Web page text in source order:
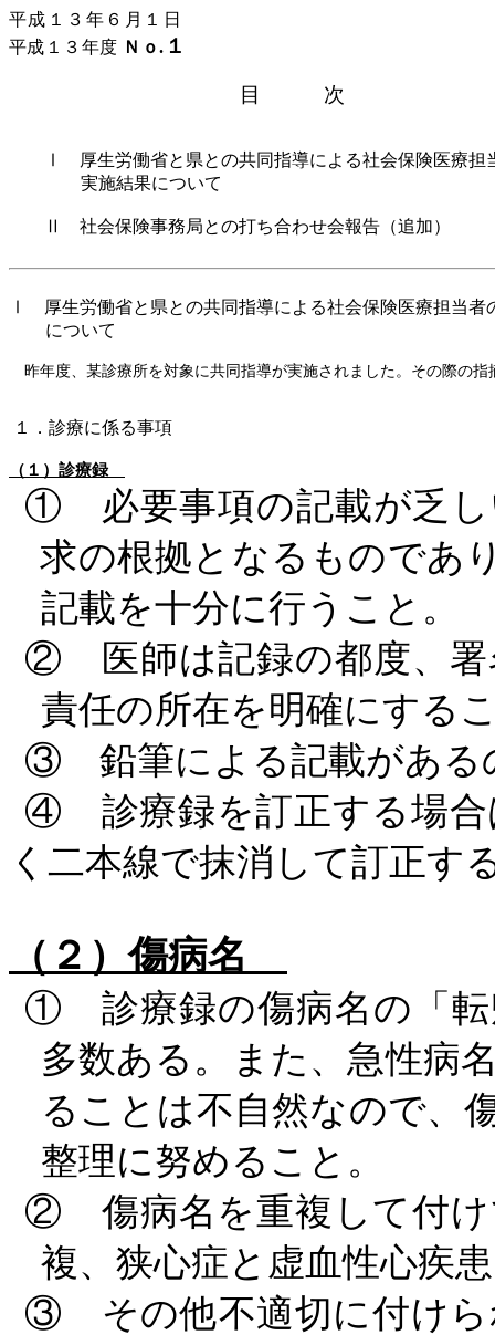
平成１３年６月１日
平成１３年度 Ｎｏ. １
目 次
Ⅰ
厚生労働省と県との共同指導による社会保険医療担
実施結果について
Ⅱ 社会保険事務局との打ち合わせ会報告（追加）
Ⅰ
厚生労働省と県との共同指導による社会保険医療担当者
について
昨年度、某診療所を対象に共同指導が実施されました。その際の
１．診療に係る事項
（１）診療録
① 必要事項の記載が乏し
求の根拠となるものであ
記載を十分に行うこと。
② 医師は記録の都度、署
責任の所在を明確にする
③ 鉛筆による記載がある
④ 診療録を訂正する場合
く二本線で抹消して訂正す
（２）傷病名
① 診療録の傷病名の「転
多数ある。また、急性病
ることは不自然なので、
整理に努めること。
② 傷病名を重複して付け
複、狭心症と虚血性心疾
③ その他不適切に付けら